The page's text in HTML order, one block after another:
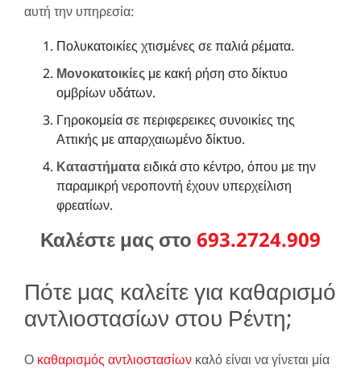
αυτή την υπηρεσία:
Πολυκατοικίες χτισμένες σε παλιά ρέματα.
Μονοκατοικίες με κακή ρήση στο δίκτυο
ομβρίων υδάτων.
Γηροκομεία σε περιφερεικες συνοικίες της
Αττικής με απαρχαιωμένο δίκτυο.
Καταστήματαειδικά στο κέντρο, όπου με την
παραμικρή νεροποντή έχουν υπερχείλιση
φρεατίων.
Καλέστε μας στο 693.2724.909
Πότε μας καλείτε για καθαρισμό
αντλιοστασίων στου Ρέντη;
Ο καθαρισμός αντλιοστασίων καλό είναι να γίνεται μία